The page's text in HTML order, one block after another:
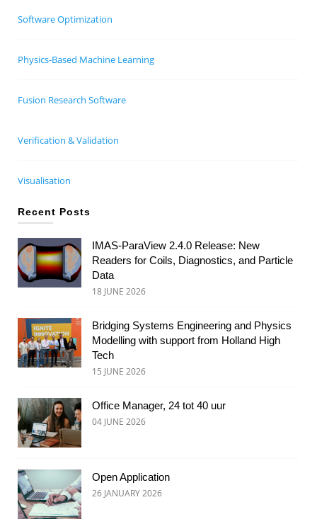
Software Optimization
Physics-Based Machine Learning
Fusion Research Software
Verification & Validation
Visualisation
Recent Posts
IMAS-ParaView 2.4.0 Release: New
Readers for Coils, Diagnostics, and Particle
Data
18 JUNE 2026
Bridging Systems Engineering and Physics
Modelling with support from Holland High
Tech
15 JUNE 2026
Office Manager, 24 tot 40 uur
04 JUNE 2026
Open Application
26 JANUARY 2026